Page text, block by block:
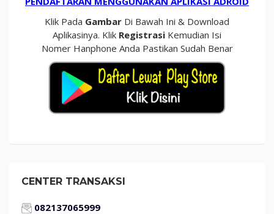
Klik Pada Gambar Di Bawah Ini & Download
Aplikasinya. Klik Registrasi Kemudian Isi
Nomer Hanphone Anda Pastikan Sudah Benar
CENTER TRANSAKSI
082137065999